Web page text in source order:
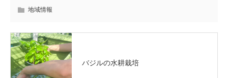
地域情報
バジルの水耕栽培